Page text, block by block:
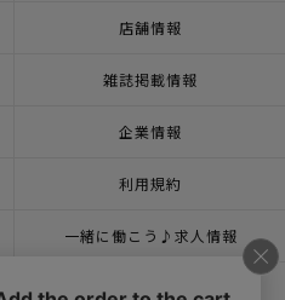
店舗情報
雑誌掲載情報
企業情報
利用規約
一緒に働こう♪求人情報
メルマガ登録